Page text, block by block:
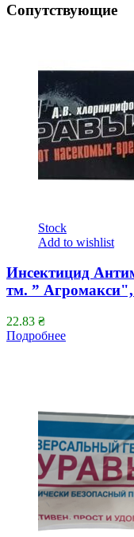
Сопутствующие
Stock
Add to wishlist
Инсектицид
тм. ” Агромакси",
22.83 ₴
Подробнее